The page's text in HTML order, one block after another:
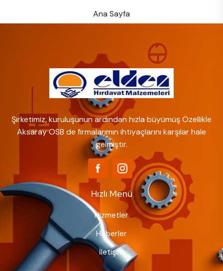
Ana Sayfa
Şirketimiz, kuruluşunun ardından hızla büyümüş Özellikle
Aksaray OSB de firmalarımın ihtiyaçlarını karşılar hale
gelmiştir.
Hızlı Menü
Hizmetler
Haberler
İletişim